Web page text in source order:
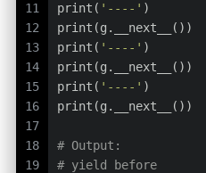
11
12
13
14
15
16
17
18
19
print( '----' )
print(g.__next__())
print( '----' )
print(g.__next__())
print( '----' )
print(g.__next__())
# Output:
# yield before